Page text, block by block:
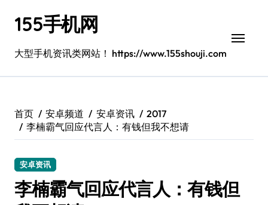
155手机网
大型手机资讯类网站！ https://www.155shouji.com
首页 安卓频道 安卓资讯
2017
李楠霸气回应代言人：有钱但我不想请
安卓资讯
李楠霸气回应代言人：有钱但